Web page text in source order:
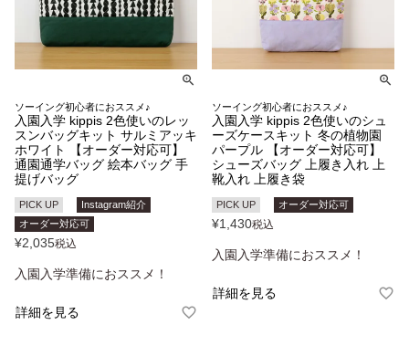
ソーイング初心者におススメ♪
入園入学 kippis 2色使いのレッ
スンバッグキット サルミアッキ
ホワイト 【オーダー対応可】
通園通学バッグ 絵本バッグ 手
提げバッグ
PICK UP
Instagram紹介
オーダー対応可
¥2,035税込
入園入学準備におススメ！
詳細を見る
ソーイング初心者におススメ♪
入園入学 kippis 2色使いのシュ
ーズケースキット 冬の植物園
パープル 【オーダー対応可】
シューズバッグ 上履き入れ 上
靴入れ 上履き袋
PICK UP オーダー対応可
¥1,430税込
入園入学準備におススメ！
詳細を見る